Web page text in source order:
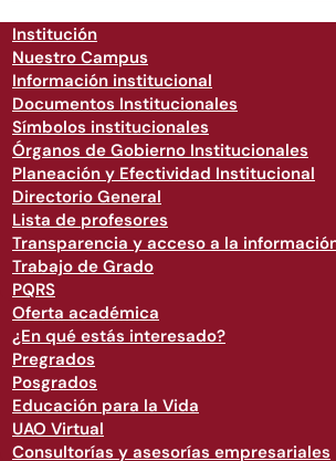
Institución
Nuestro Campus
Información institucional
Documentos Institucionales
Símbolos institucionales
Órganos de Gobierno Institucionales
Planeación y Efectividad Institucional
Directorio General
Lista de profesores
Transparencia y acceso a la
Trabajo de Grado
PQRS
Oferta académica
¿En qué estás interesado?
Pregrados
Posgrados
Educación para la Vida
UAO Virtual
Consultorías y asesorías empresariales